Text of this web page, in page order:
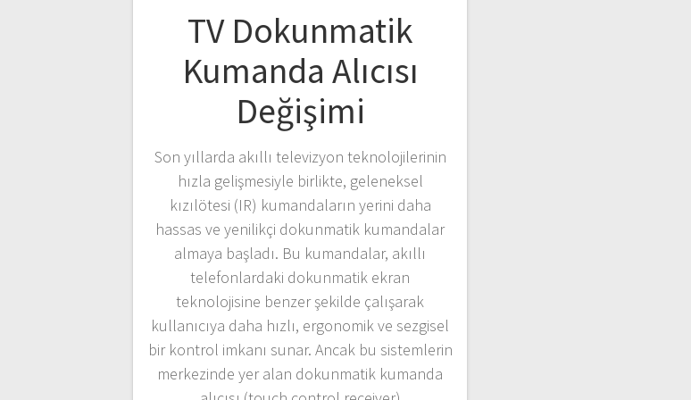
TV Dokunmatik
Kumanda Alıcısı
Değişimi
Son yıllarda akıllı televizyon teknolojilerinin
hızla gelişmesiyle birlikte, geleneksel
kızılötesi (IR) kumandaların yerini daha
hassas ve yenilikçi dokunmatik kumandalar
almaya başladı. Bu kumandalar, akıllı
telefonlardaki dokunmatik ekran
teknolojisine benzer şekilde çalışarak
kullanıcıya daha hızlı, ergonomik ve sezgisel
bir kontrol imkanı sunar. Ancak bu sistemlerin
merkezinde yer alan dokunmatik kumanda